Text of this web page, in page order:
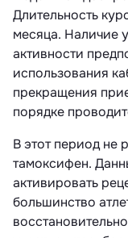
Длительность
месяца. Наличие
активности
использования
прекращения
порядке
В этот период не
тамоксифен.
активировать
большинство